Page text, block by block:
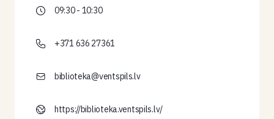
09:30 - 10:30
+371 636 27361
biblioteka@ventspils.lv
https://biblioteka.ventspils.lv/